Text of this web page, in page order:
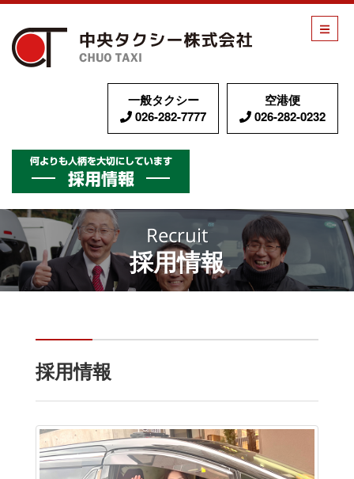
中央
一般タクシー
026-282-7777
空港便
026-282-0232
Recruit
採用情報
採用情報